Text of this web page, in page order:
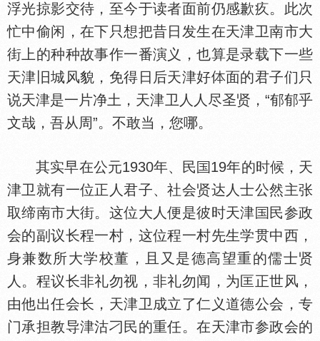
浮光掠影交待，至今于读者面前仍感歉疚。此次
忙中偷闲，在下只想把昔日发生在天津卫南市大
街上的种种故事作一番演义，也算是录载下一些
天津旧城风貌，免得日后天津好
面的君子们只
说天津是一片净土，天津卫人人尽圣贤，“郁郁乎
文哉，吾从周”。不敢当，您哪。
其实早在公元1930年、民
19年的时候，天
津卫就有一位正人君子、社会贤达人士公然主张
取缔南市大街。这位大人便是彼时天津
民参政
会的副议长程一村，这位程一村先生学贯中西，
身兼数所大学校董，且又是德高望重的儒士贤
人。程议长非礼勿视，非礼勿闻，为匡正世风，
由他出任会长，天津卫成立了仁义道德公会，专
门承担教导津沽刁民的重任。在天津市参政会的